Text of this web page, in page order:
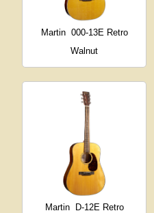
Martin 000-13E Retro
Walnut
Martin D-12E Retro